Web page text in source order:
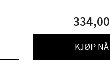
334,00
KJØP NÅ